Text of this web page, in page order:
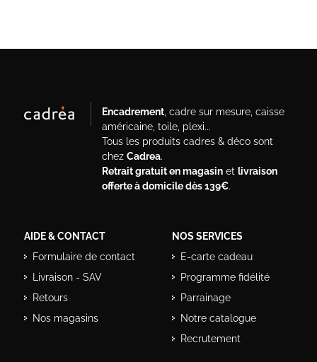
Encadrement, cadre sur mesure, caisse
américaine, toile, plexi...
Tous les produits cadres & déco sont
chez Cadrea.
Retrait gratuit en magasinet livraison
offerte à domicile dès 139€.
AIDE & CONTACT
Formulaire de contact
Livraison - SAV
Retours
Nos magasins
NOS SERVICES
E-carte cadeau
Programme fidélité
Parrainage
Notre catalogue
Recrutement